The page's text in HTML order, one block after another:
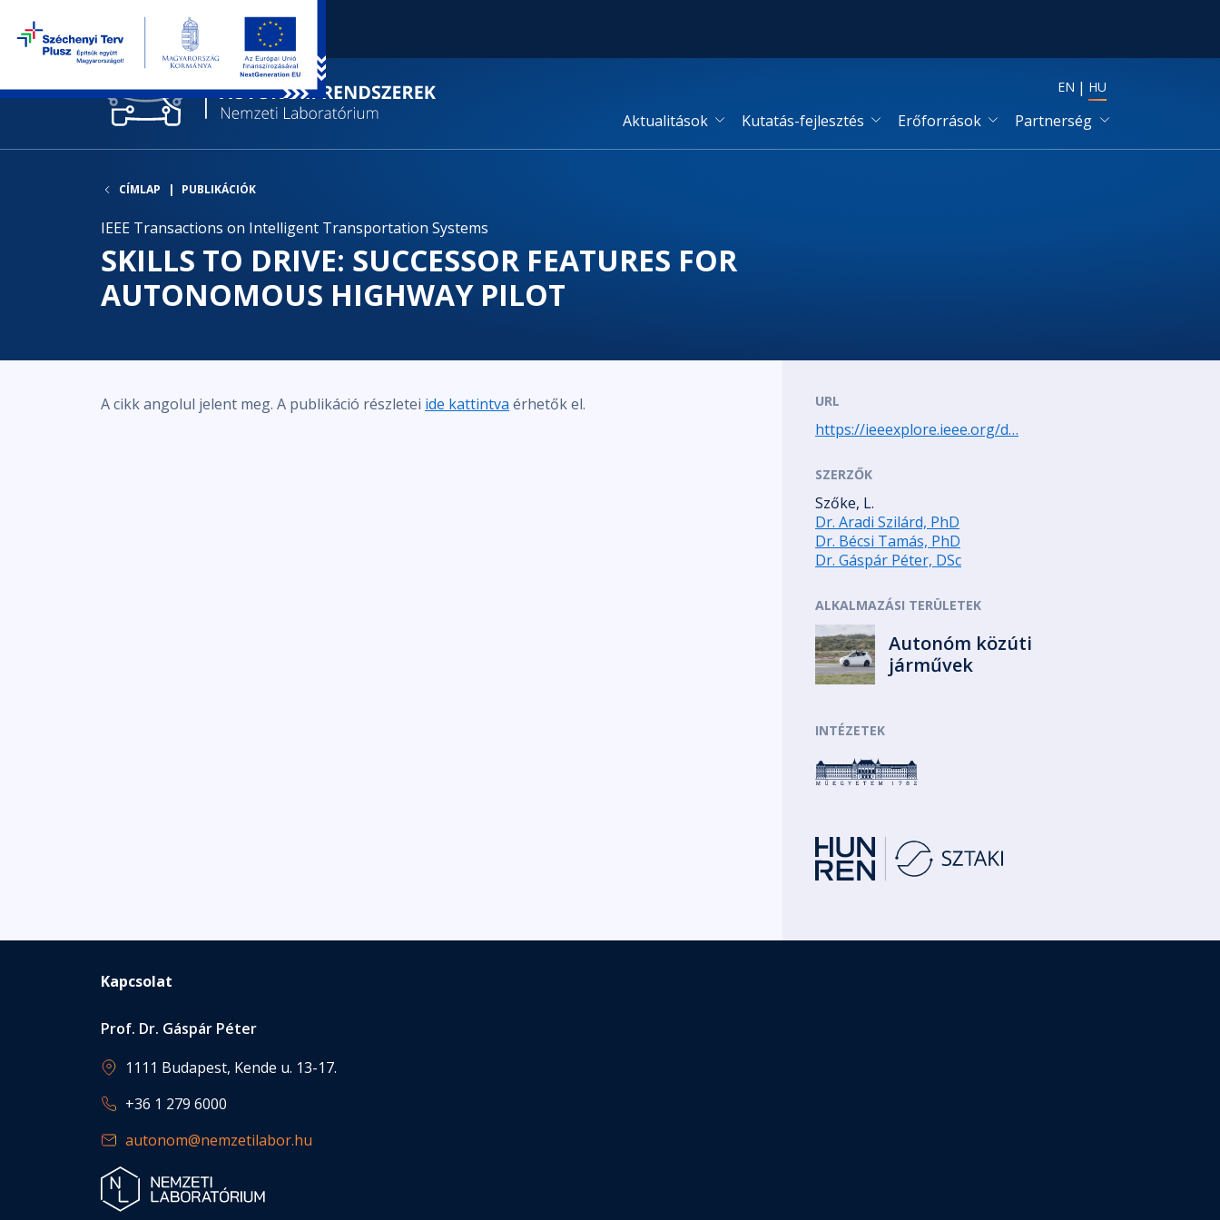
EN HU
Aktualitások Kutatás-fejlesztés Erőforrások Partnerség
CÍMLAP PUBLIKÁCIÓK
IEEE Transactions on Intelligent Transportation Systems
SKILLS TO DRIVE: SUCCESSOR FEATURES FOR
AUTONOMOUS HIGHWAY PILOT
A cikk angolul jelent meg. A publikáció részletei ide kattintva érhetők el. URL
https://ieeexplore.ieee.org/d…
SZERZŐK
Szőke, L.
Dr. Aradi Szilárd, PhD
Dr. Bécsi Tamás, PhD
Dr. Gáspár Péter, DSc
ALKALMAZÁSI TERÜLETEK
Autonóm közúti
járművek
INTÉZETEK
Kapcsolat
Prof. Dr. Gáspár Péter
1111 Budapest, Kende u. 13-17.
+36 1 279 6000
autonom@nemzetilabor.hu